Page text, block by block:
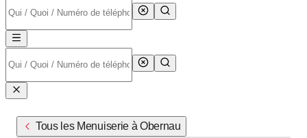
Tous les Menuiserie à Obernau